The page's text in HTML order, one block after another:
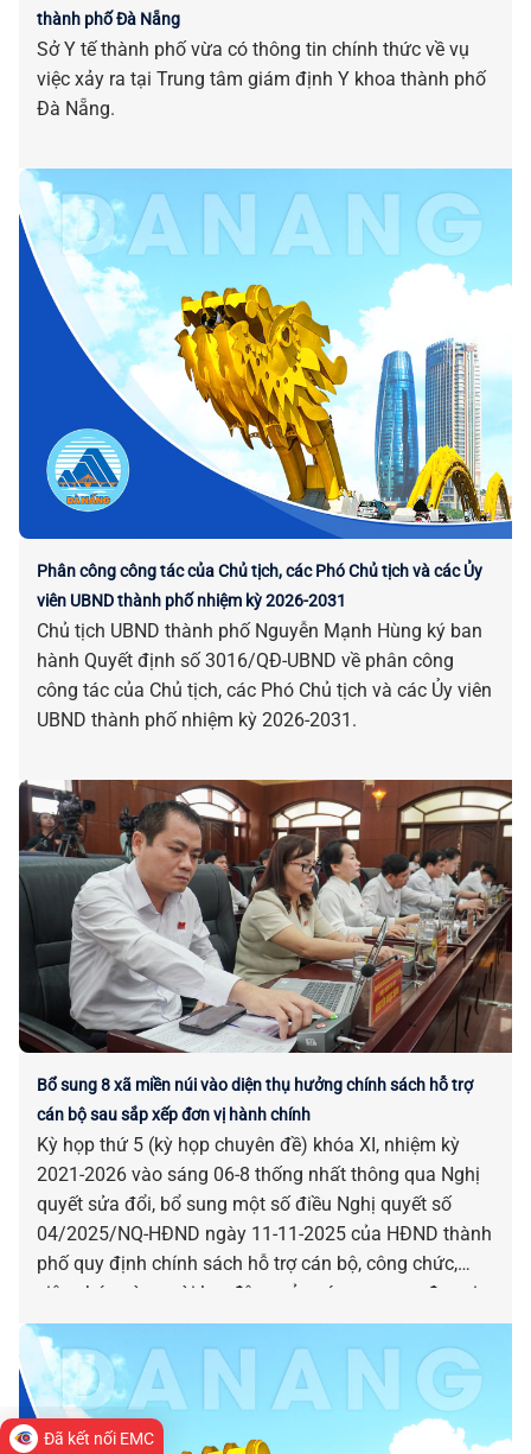
thành phố Đà Nẵng
Sở Y tế thành phố vừa có thông tin chính thức về vụ
việc xảy ra tại Trung tâm giám định Y khoa thành phố
Đà Nẵng.
Phân công công tác của Chủ tịch, các Phó Chủ tịch và các Ủy
viên UBND thành phố nhiệm kỳ 2026-2031
Chủ tịch UBND thành phố Nguyễn Mạnh Hùng ký ban
hành Quyết định số 3016/QĐ-UBND về phân công
công tác của Chủ tịch, các Phó Chủ tịch và các Ủy viên
UBND thành phố nhiệm kỳ 2026-2031.
Bổ sung 8 xã miền núi vào diện thụ hưởng chính sách hỗ trợ
cán bộ sau sắp xếp đơn vị hành chính
Kỳ họp thứ 5 (kỳ họp chuyên đề) khóa XI, nhiệm kỳ
2021-2026 vào sáng 06-8 thống nhất thông qua Nghị
quyết sửa đổi, bổ sung một số điều Nghị quyết số
04/2025/NQ-HĐND ngày 11-11-2025 của HĐND thành
phố quy định chính sách hỗ trợ cán bộ, công chức,
viên chức và người lao động của các cơ quan, đơn vị
bị tác động, ảnh hưởng do sắp xếp đơn vị hành chính.
Đã kết nối EMC